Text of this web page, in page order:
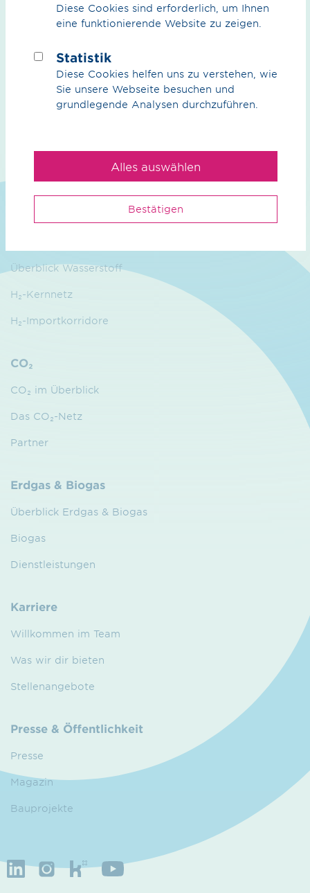
Kontakt
Überblick Wasserstoff
H₂-Kernnetz
H₂-Importkorridore
CO₂
CO₂ im Überblick
Das CO₂-Netz
Partner
Erdgas & Biogas
Überblick Erdgas & Biogas
Biogas
Dienstleistungen
Karriere
Willkommen im Team
Was wir dir bieten
Stellenangebote
Presse & Öffentlichkeit
Presse
Magazin
Bauprojekte
Diese Cookies sind erforderlich, um Ihnen
eine funktionierende Website zu zeigen.
Statistik
Diese Cookies helfen uns zu verstehen, wie
Sie unsere Webseite besuchen und
grundlegende Analysen durchzuführen.
Bestätigen
Alles auswählen